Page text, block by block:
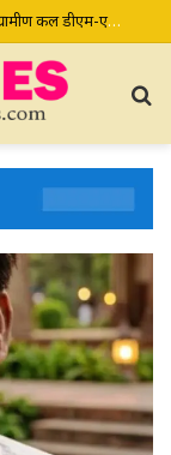
भदेश्वरनाथ मंदिर की जमीन पर अवैध कब्जे का आरोप, ग्रामीण कल डीएम-एसपी से करेंगे शिकायत